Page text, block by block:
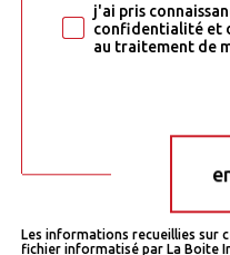
j'ai pris
confidentialité et
au traitement de
Les informations recueillies sur
fichier informatisé par La Boite